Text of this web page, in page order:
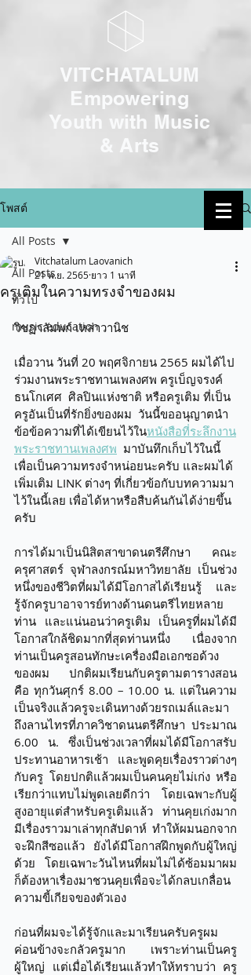
VITCHATALUM
Empowering
Youth with Music
& Arts
โพสต์
All Posts
ทั่วไป
music education
All Posts
ครูเติมในความทรงจำของผม
Vitchatalum Laovanich
21 พ.ย. 2565 ยาว 1 นาที
วิชฏาลัมพก์ เหล่าวานิช
เมื่อวาน วันที่ 20 พฤศจิกายน 2565 ผมได้ไป
ร่วมงานพระราชทานเพลงศพ ครูเบ็ญจรงค์
ธนโกเศศ  ศิลปินแห่งชาติ หรือครูเติม ที่เป็น
ครูอันเป็นที่รักยิ่งของผม  วันนี้ขออนุญาตนำ
ข้อข้อความที่ได้เขียนไว้ในหนังสือที่ระลึกงาน
พระราชทานเพลงศพ
  มาบันทึกเก็บไว้ในนี้
เพื่อเป็นความทรงจำหน่อยนะครับ และผมได้
เพิ่มเติม LINK ต่างๆ ที่เกี่ยวข้อกับบทความมา
ไว้ในนี้เลย เพื่อได้หาหรือสืบค้นกันได้ง่ายขึ้น
ครับ
การได้มาเป็นนิสิตสาขาดนตรีศึกษา คณะ
ครุศาสตร์ จุฬาลงกรณ์มหาวิทยาลัย เป็นช่วง
หนึ่งของชีวิตที่ผมได้มีโอกาสได้เรียนรู้ และ
รู้จักครูบาอาจารย์ทางด้านดนตรีไทยหลาย
ท่าน และแน่นอนว่าครูเติม เป็นครูที่ผมได้มี
โอกาสใกล้ชิดมากที่สุดท่านหนึ่ง เนื่องจาก
ท่านเป็นครูสอนทักษะเครื่องมือเอกซอด้วง
ของผม ปกติผมเรียนกับครูตามตารางสอน
คือ ทุกวันศุกร์ 8.00 – 10.00 น. แต่ในความ
เป็นจริงแล้วครูจะเดินทางด้วยรถเมล์และมา
ถึงลานไทรที่ภาควิชาดนนตรีศึกษา ประมาณ
6.00 น. ซึ่งเป็นช่วงเวลาที่ผมได้มีโอกาสรับ
ประทานอาหารเช้า และพูดคุยเรื่องราวต่างๆ
กับครู โดยปกติแล้วผมเป็นคนคุยไม่เก่ง หรือ
เรียกว่าแทบไม่พูดเลยดีกว่า โดยเฉพาะกับผู้
สูงอายุแต่สำหรับครูเติมแล้ว ท่านคุยเก่งมาก
มีเรื่องราวมาเล่าทุกสัปดาห์ ทำให้ผมนอกจาก
จะฝึกสีซอแล้ว ยังได้มีโอกาสฝึกพูดกับผู้ใหญ่
ด้วย โดยเฉพาะวันไหนที่ผมไม่ได้ซ้อมมาผม
ก็ต้องหาเรื่องมาชวนคุยเพื่อจะได้กลบเกลื่อน
ความขี้เกียจของตัวเอง
ก่อนที่ผมจะได้รู้จักและมาเรียนครับครูผม
ค่อนข้างจะกลัวครูมาก เพราะท่านเป็นครู
ผู้ใหญ่ แต่เมื่อได้เรียนแล้วทำให้ทราบว่า ครู